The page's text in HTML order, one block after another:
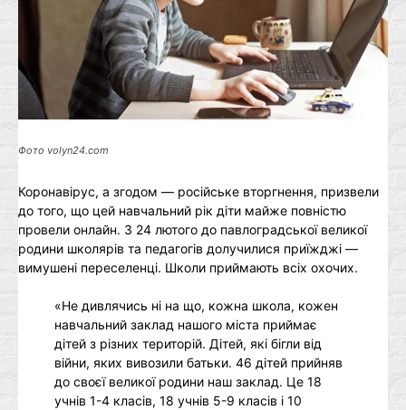
Фото volyn24.com
Коронавірус, а згодом — російське вторгнення, призвели
до того, що цей навчальний рік діти майже повністю
провели онлайн. З 24 лютого до павлоградської великої
родини школярів та педагогів долучилися приїжджі —
вимушені переселенці. Школи приймають всіх охочих.
«Не дивлячись ні на що, кожна школа, кожен
навчальний заклад нашого міста приймає
дітей з різних територій. Дітей, які бігли від
війни, яких вивозили батьки. 46 дітей прийняв
до своєї великої родини наш заклад. Це 18
учнів 1-4 класів, 18 учнів 5-9 класів і 10